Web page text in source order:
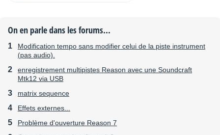
On en parle dans les forums...
Modification tempo sans modifier celui de la piste instrument
(pas audio).
enregistrement multipistes Reason avec une Soundcraft
Mtk12 via USB
matrix sequence
Effets externes...
Problème d'ouverture Reason 7